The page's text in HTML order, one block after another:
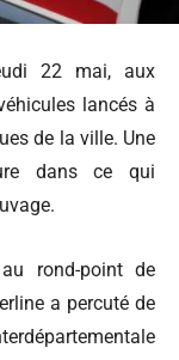
22 mai, aux
lancés à
de la ville. Une
dans ce qui
rond-point de
a percuté de